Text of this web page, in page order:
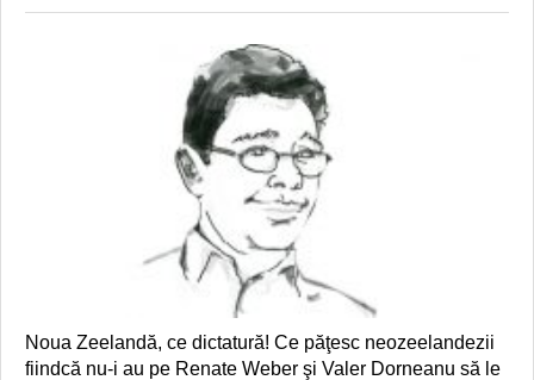
PE SURSE
JOCURI ONLINE
INVATAMANT
FILME DOCUMENTARE
CLIPURI VIDEO
FARMACII DIN TIMIŞOARA
HARTA TIMIŞOAREI
Noua Zeelandă, ce dictatură! Ce păţesc neozeelandezii
fiindcă nu-i au pe Renate Weber şi Valer Dorneanu să le